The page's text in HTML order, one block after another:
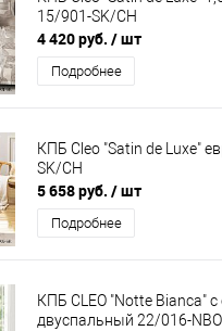
15/901-SK/CH
4 420 руб. / шт
Подробнее
КПБ Cleo "Satin de Luxe"
SK/CH
5 658 руб. / шт
Подробнее
КПБ CLEO "Notte Bianca"
двуспальный 22/016-NBO